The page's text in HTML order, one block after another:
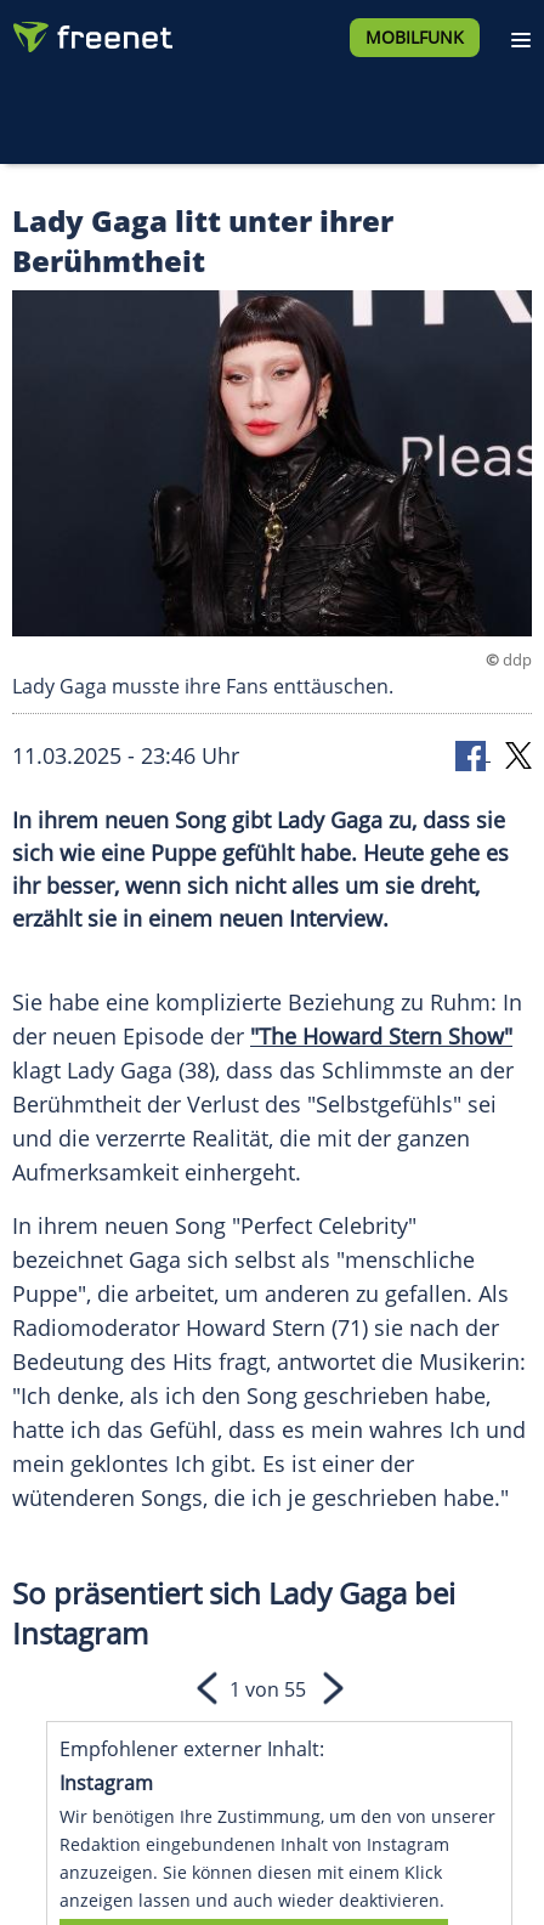
MOBILFUNK
Lady Gaga litt unter ihrer
Berühmtheit
©ddp
Lady Gaga musste ihre Fans enttäuschen.
11.03.2025 - 23:46 Uhr
In ihrem neuen Song gibt Lady Gaga zu, dass sie
sich wie eine Puppe gefühlt habe. Heute gehe es
ihr besser, wenn sich nicht alles um sie dreht,
erzählt sie in einem neuen Interview.
Sie habe eine komplizierte Beziehung zu Ruhm: In
der neuen Episode der "The Howard Stern Show"
klagt Lady Gaga (38), dass das Schlimmste an der
Berühmtheit der Verlust des "Selbstgefühls" sei
und die verzerrte Realität, die mit der ganzen
Aufmerksamkeit einhergeht.
In ihrem neuen Song "Perfect Celebrity"
bezeichnet Gaga sich selbst als "menschliche
Puppe", die arbeitet, um anderen zu gefallen. Als
Radiomoderator Howard Stern (71) sie nach der
Bedeutung des Hits fragt, antwortet die Musikerin:
"Ich denke, als ich den Song geschrieben habe,
hatte ich das Gefühl, dass es mein wahres Ich und
mein geklontes Ich gibt. Es ist einer der
wütenderen Songs, die ich je geschrieben habe."
So präsentiert sich Lady Gaga bei
Instagram
Empfohlener externer Inhalt:
Instagram
Wir benötigen Ihre Zustimmung, um den von unserer
Redaktion eingebundenen Inhalt von Instagram
anzuzeigen. Sie können diesen mit einem Klick
anzeigen lassen und auch wieder deaktivieren.
1 von 55